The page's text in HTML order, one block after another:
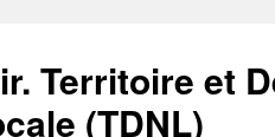
Territoire et
(TDNL)